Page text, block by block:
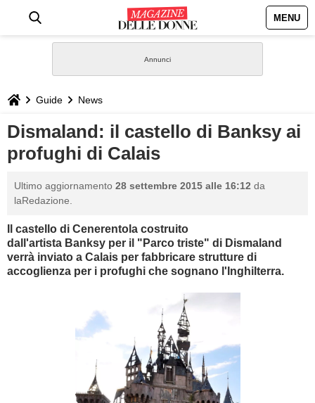
MENU
STILE
BIOGRAFIE
DEFINIZIONI
GASTRONOMIA
CAPELLI
Guide News
Dismaland: il castello di Banksy ai
profughi di Calais
Ultimo aggiornamento 28 settembre 2015 alle 16:12 da
laRedazione.
Il castello di Cenerentola costruito
dall'artista Banksy per il "Parco triste" di Dismaland
verrà inviato a Calais per fabbricare strutture di
accoglienza per i profughi che sognano l'Inghilterra.